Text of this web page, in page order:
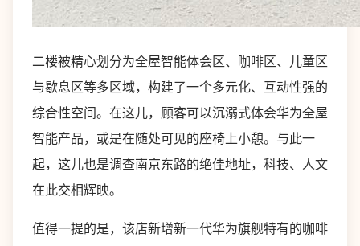
二楼被精心划分为全屋智能体会区、咖啡区、儿童区
与歇息区等多区域，构建了一个多元化、互动性强的
综合性空间。在这儿，顾客可以沉溺式体会华为全屋
智能产品，或是在随处可见的座椅上小憩。与此一
起，这儿也是调查南京东路的绝佳地址，科技、人文
在此交相辉映。
值得一提的是，该店新增新一代华为旗舰特有的咖啡